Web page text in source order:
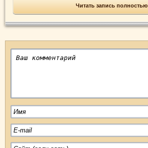
Читать запись полностью